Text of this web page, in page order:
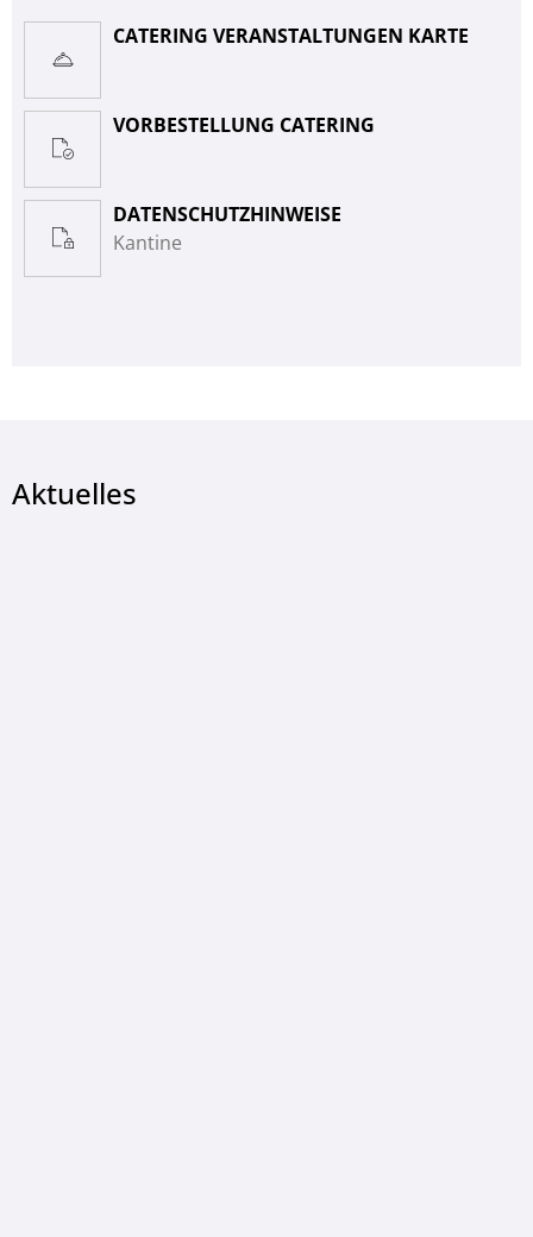
CATERING VERANSTALTUNGEN KARTE
VORBESTELLUNG CATERING
DATENSCHUTZHINWEISE
Kantine
Aktuelles